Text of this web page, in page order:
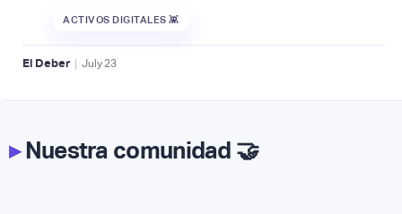
ACTIVOS DIGITALES 👾
El Deber | July 23
▸Nuestra comunidad 🤝